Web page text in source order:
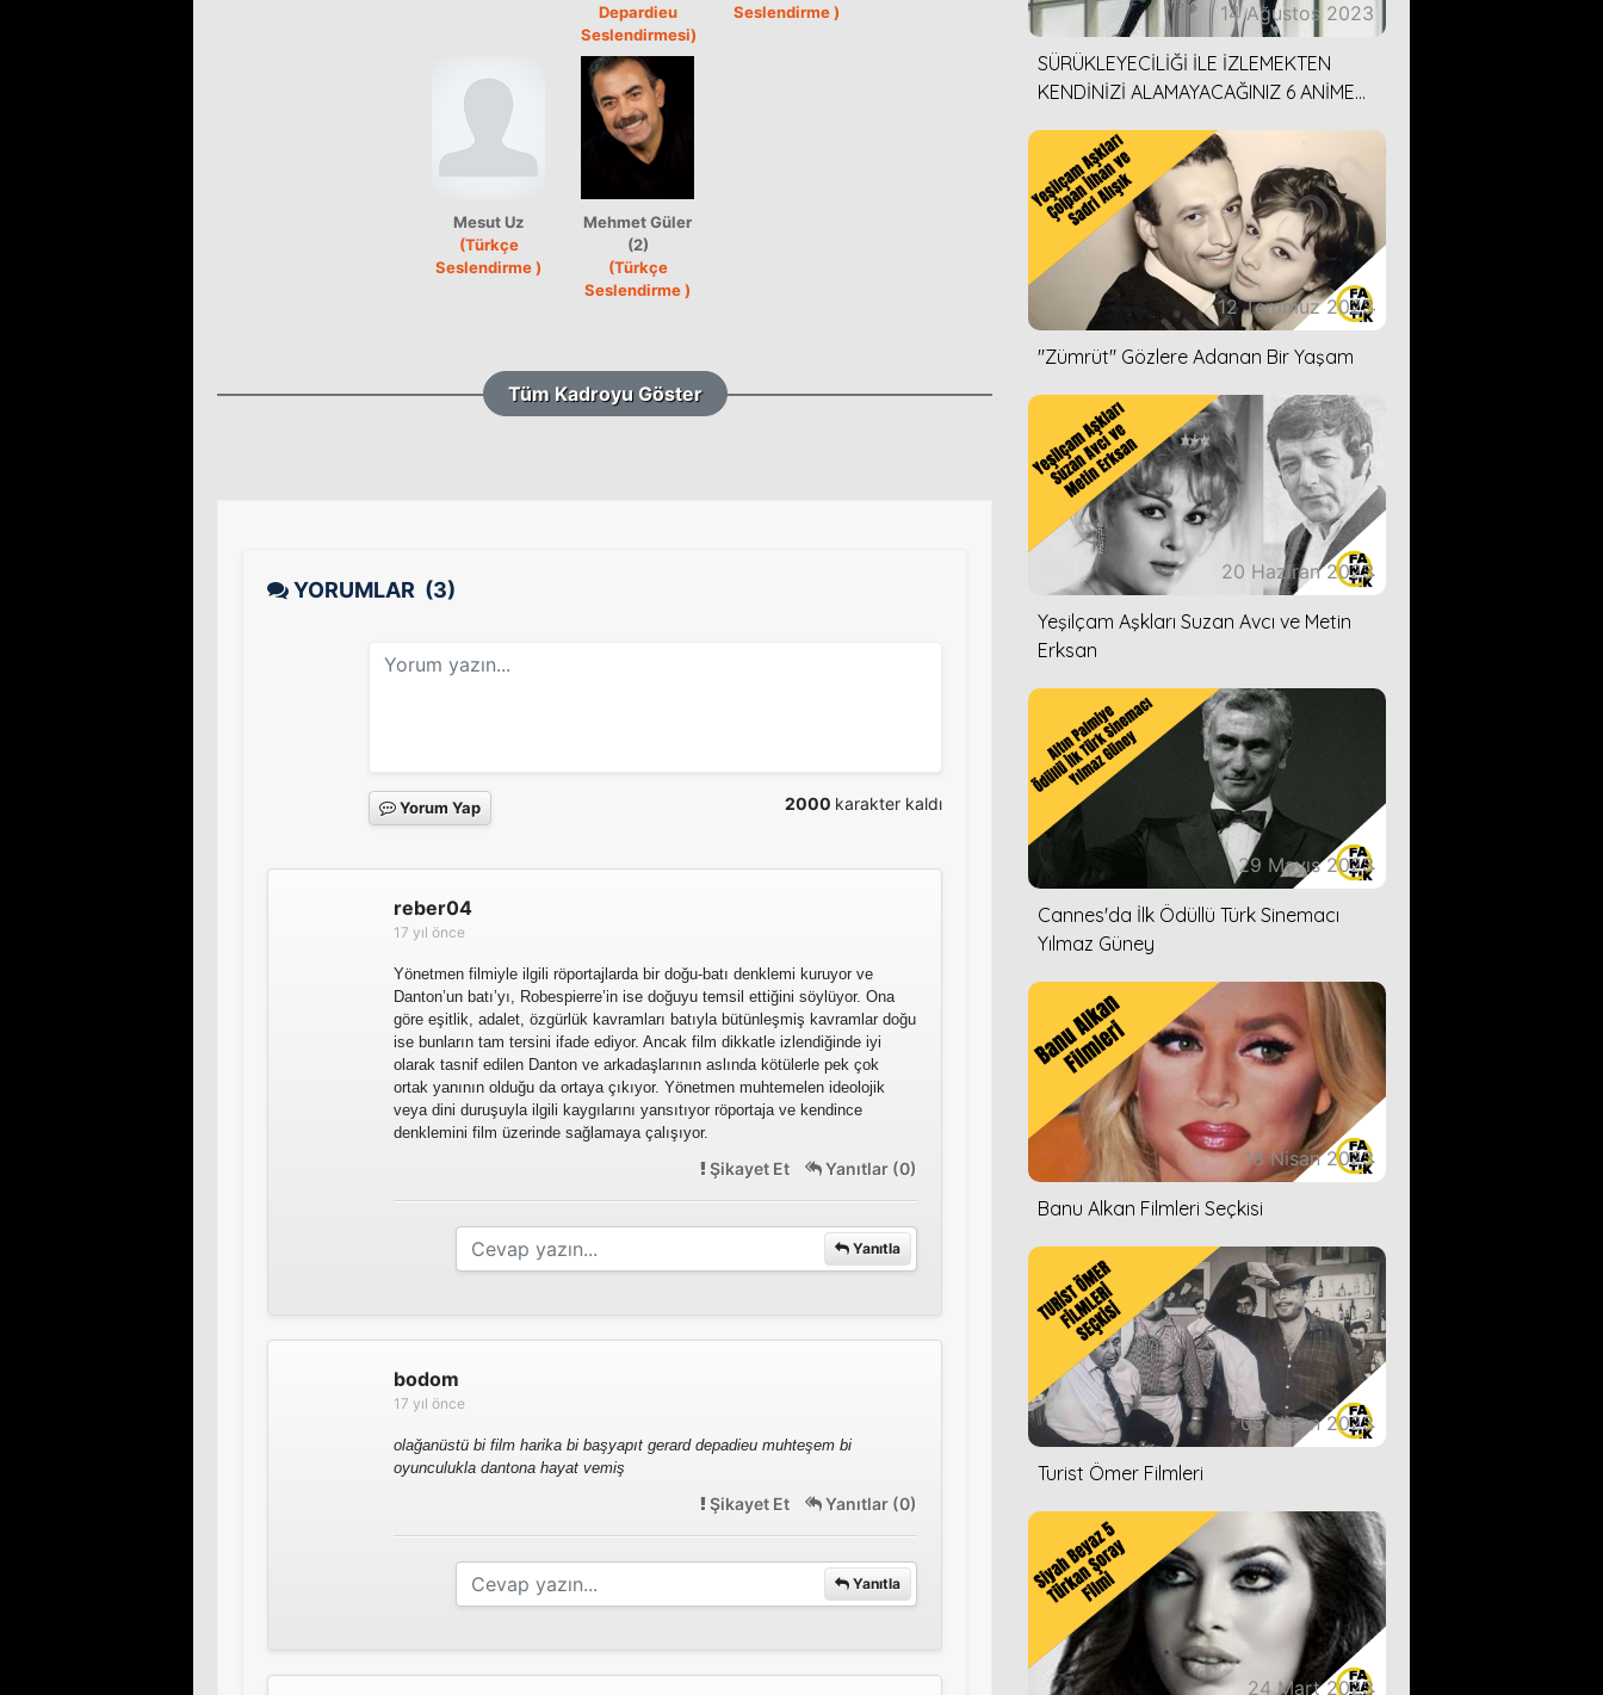
Depardieu
Seslendirmesi)
Seslendirme )
Mesut Uz
(Türkçe
Seslendirme )
Mehmet Güler
(2)
(Türkçe
Seslendirme )
Tüm Kadroyu Göster
YORUMLAR (3)
Yorum Yap 2000 karakter kaldı
reber04
17 yıl önce
Yönetmen filmiyle ilgili röportajlarda bir doğu-batı denklemi kuruyor ve
Danton’un batı’yı, Robespierre’in ise doğuyu temsil ettiğini söylüyor. Ona
göre eşitlik, adalet, özgürlük kavramları batıyla bütünleşmiş kavramlar doğu
ise bunların tam tersini ifade ediyor. Ancak film dikkatle izlendiğinde iyi
olarak tasnif edilen Danton ve arkadaşlarının aslında kötülerle pek çok
ortak yanının olduğu da ortaya çıkıyor. Yönetmen muhtemelen ideolojik
veya dini duruşuyla ilgili kaygılarını yansıtıyor röportaja ve kendince
denklemini film üzerinde sağlamaya çalışıyor.
Şikayet Et Yanıtlar (0)
Yanıtla
bodom
17 yıl önce
olağanüstü bi film harika bi başyapıt gerard depadieu muhteşem bi
oyunculukla dantona hayat vemiş
Şikayet Et Yanıtlar (0)
Yanıtla
14 Ağustos 2023
SÜRÜKLEYECİLİĞİ İLE İZLEMEKTEN
KENDİNİZİ ALAMAYACAĞINIZ 6 ANİME
12 Temmuz 2023
''Zümrüt'' Gözlere Adanan Bir Yaşam
20 Haziran 2023
Yeşilçam Aşkları Suzan Avcı ve Metin
Erksan
29 Mayıs 2023
Cannes'da İlk Ödüllü Türk Sinemacı
Yılmaz Güney
18 Nisan 2023
Banu Alkan Filmleri Seçkisi
05 Nisan 2023
Turist Ömer Filmleri
24 Mart 2023